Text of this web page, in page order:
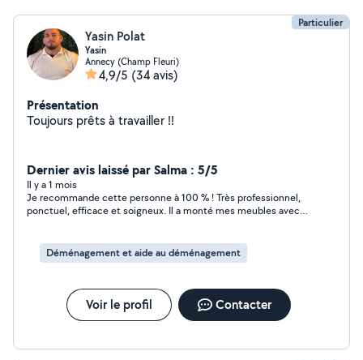
Particulier
Yasin Polat
Yasin
Annecy (Champ Fleuri)
4,9/5 (34 avis)
Présentation
Toujours prêts à travailler !!
Dernier avis laissé par Salma : 5/5
Il y a 1 mois
Je recommande cette personne à 100 % ! Très professionnel,
ponctuel, efficace et soigneux. Il a monté mes meubles avec
excellent travail, il est très sympathique, respectueux et à
l’écoute. Je suis vraiment ravie du résultat et je n’hésiterai pas
votre aide et votre professionnalisme !
Déménagement et aide au déménagement
Voir le profil Contacter